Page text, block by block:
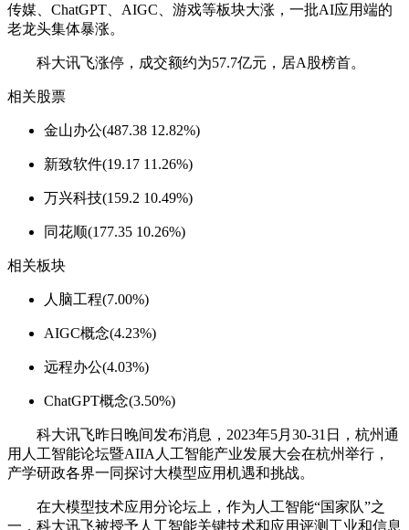
传媒、ChatGPT、AIGC、游戏等板块大涨，一批AI应用端的
老龙头集体暴涨。
科大讯飞涨停，成交额约为57.7亿元，居A股榜首。
相关股票
金山办公(487.38 12.82%)
新致软件(19.17 11.26%)
万兴科技(159.2 10.49%)
同花顺(177.35 10.26%)
相关板块
人脑工程(7.00%)
AIGC概念(4.23%)
远程办公(4.03%)
ChatGPT概念(3.50%)
科大讯飞昨日晚间发布消息，2023年5月30-31日，杭州通
用人工智能论坛暨AIIA人工智能产业发展大会在杭州举行，
产学研政各界一同探讨大模型应用机遇和挑战。
在大模型技术应用分论坛上，作为人工智能“国家队”之
一，科大讯飞被授予人工智能关键技术和应用评测工业和信息